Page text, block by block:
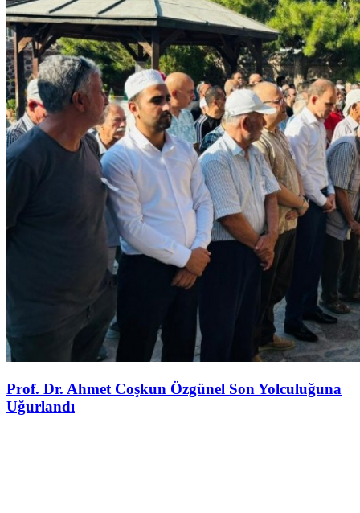
Prof. Dr. Ahmet Coşkun Özgünel Son Yolculuğuna
Uğurlandı